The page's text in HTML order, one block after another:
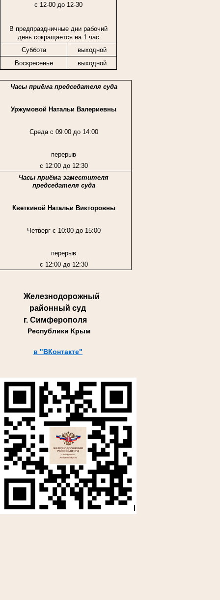
с 12-00 до 12-30
В предпраздничные дни рабочий
день сокращается на 1 час
Суббота
выходной
Воскресенье
выходной
Часы приёма председателя суда
Уржумовой Натальи Валериевны
Среда с 09:00 до 14:00
перерыв
с 12:00 до 12:30
Часы приёма заместителя
председателя суда
Кветкиной Натальи Викторовны
Четверг с 10:00 до 15:00
перерыв
с 12:00 до 12:30
Железнодорожный
районный суд
г. Симферополя
Республики Крым
в "ВКонтакте"